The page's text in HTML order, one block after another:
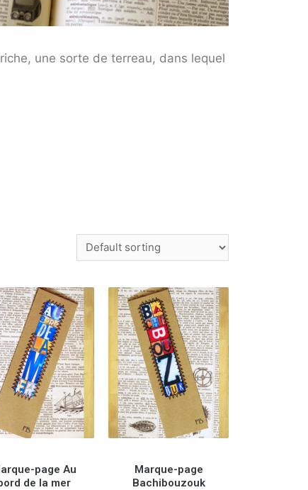
riche, une sorte de terreau, dans lequel
page Au
de la mer
Marque-page
Bachibouzouk